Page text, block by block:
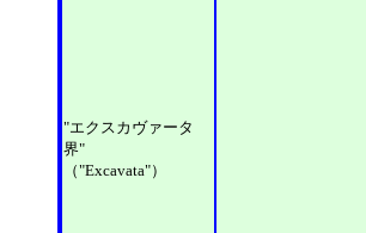
"エクスカヴァータ
界"
（"Excavata"）